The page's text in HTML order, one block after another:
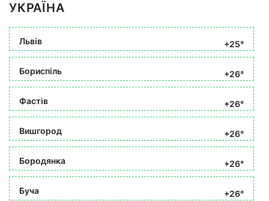
УКРАЇНА
Львів +25°
Бориспіль +26°
Фастів +26°
Вишгород +26°
Бородянка +26°
Буча
+26°